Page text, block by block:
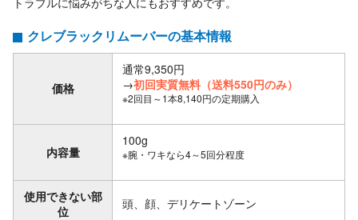
クレブラックリムーバーの基本情報
価格
通常9,350円
→初回実質無料（送料550円のみ）
※2回目～1本8,140円の定期購入
内容量
100g
※腕・ワキなら4～5回分程度
使用できない部
位
頭、顔、デリケートゾーン